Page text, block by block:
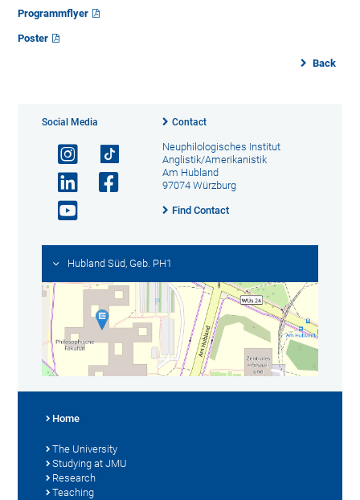
Programmflyer
Poster
Back
Social Media Contact
Neuphilologisches Institut
Anglistik/Amerikanistik
Am Hubland
97074 Würzburg
Find Contact
Hubland Süd, Geb. PH1
Home
The University
Studying at JMU
Research
Teaching